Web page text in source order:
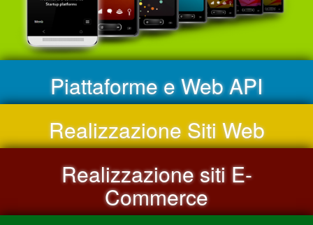
Piattaforme e Web API
Realizzazione Siti Web
Realizzazione siti E-
Commerce